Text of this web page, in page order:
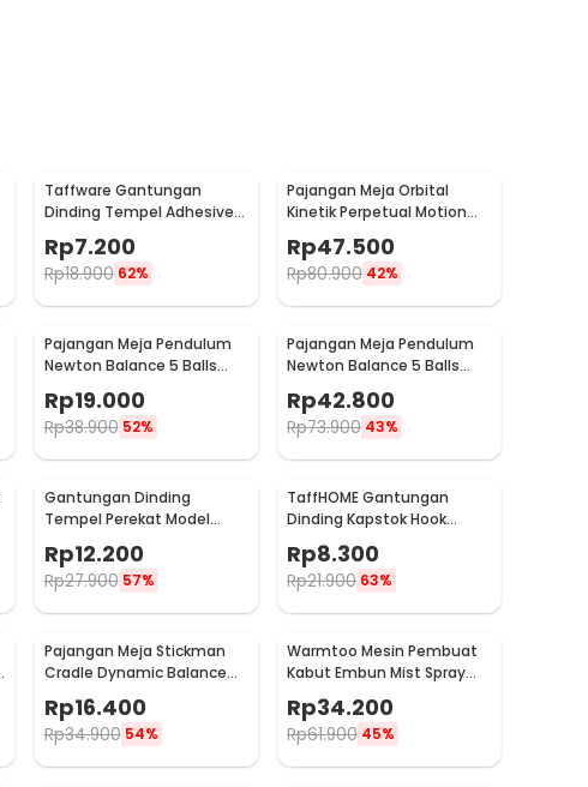
Taffware Gantungan
Dinding Tempel Adhesive
ST40
Rp7.200
Rp18.900 62%
Pajangan Meja Orbital
Kinetik Perpetual Motion
Rp47.500
Rp80.900 42%
Pajangan Meja Pendulum
Newton Balance 5 Balls
LX013
Rp19.000
Rp38.900 52%
Pajangan Meja Pendulum
Newton Balance 5 Balls
Stainless Steel Model T L -
LX013
Rp42.800
Rp73.900 43%
Gantungan Dinding
Tempel Perekat Model
Rp12.200
Rp27.900 57%
TaffHOME Gantungan
Dinding Kapstok Hook
Hanger Stainless Steel 201
- MT11
Rp8.300
Rp21.900 63%
Pajangan Meja Stickman
Cradle Dynamic Balance
Instrument Ball Pendulum
Rp16.400
Rp34.900 54%
Warmtoo Mesin Pembuat
Kabut Embun Mist Spray
Fog Maker 12 LED 24V - WT01
Rp34.200
Rp61.900 45%